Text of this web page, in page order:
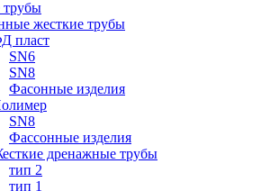
трубы
жесткие трубы
пласт
SN6
SN8
Фасонные изделия
SN8
Фассонные изделия
дренажные трубы
тип 2
тип 1